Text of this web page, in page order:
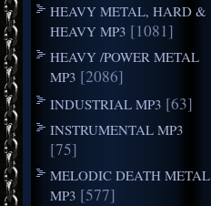
HEAVY METAL, HARD &
HEAVY MP3 [1081]
HEAVY /POWER METAL
MP3 [2086]
INDUSTRIAL MP3 [63]
INSTRUMENTAL MP3
[75]
MELODIC DEATH METAL
MP3 [577]